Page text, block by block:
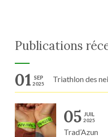
Publications
01 SEP
2025 Triathlon des
05 JUIL
2025
Trad’Azun